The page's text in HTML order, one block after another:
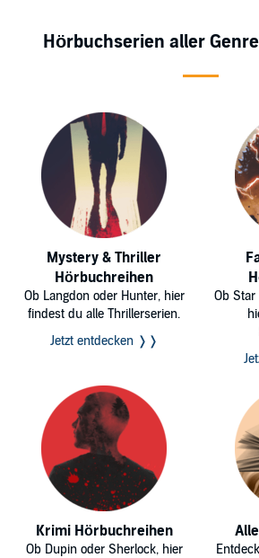
Hörbuchserien aller
Mystery & Thriller
Hörbuchreihen
Ob Langdon oder Hunter, hier
findest du alle Thrillerserien.
Jetzt entdecken ❭❭
Ob Star
Krimi Hörbuchreihen
Ob Dupin oder Sherlock, hier